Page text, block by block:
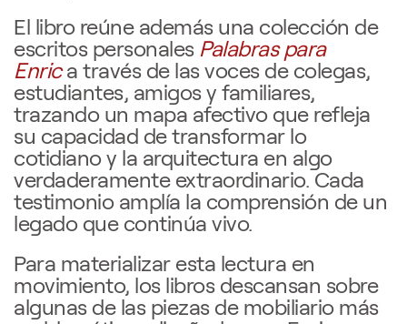
El libro reúne además una colección de
escritos personales Palabras para
Enrica través de las voces de colegas,
estudiantes, amigos y familiares,
trazando un mapa afectivo que refleja
su capacidad de transformar lo
cotidiano y la arquitectura en algo
verdaderamente extraordinario. Cada
testimonio amplía la comprensión de un
legado que continúa vivo.
Para materializar esta lectura en
movimiento, los libros descansan sobre
algunas de las piezas de mobiliario más